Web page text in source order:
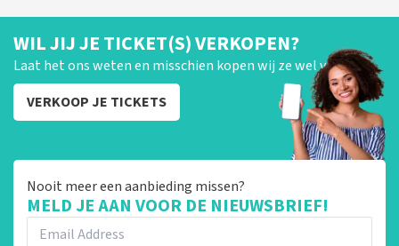
WIL JIJ JE TICKET(S) VERKOPEN?
Laat het ons weten en misschien kopen wij ze wel van je!
VERKOOP JE TICKETS
Nooit meer een aanbieding missen?
MELD JE AAN VOOR DE NIEUWSBRIEF!